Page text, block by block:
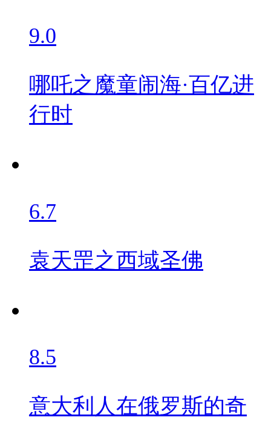
9.0
哪吒之魔童闹海·百亿进
行时
6.7
袁天罡之西域圣佛
8.5
意大利人在俄罗斯的奇